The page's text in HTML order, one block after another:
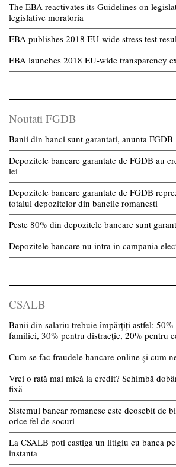
The EBA reactivates its Guidelines on
legislative moratoria
EBA publishes 2018 EU-wide stress test
EBA launches 2018 EU-wide transparency
Noutati FGDB
Banii din banci sunt garantati, anunta FGDB
Depozitele bancare garantate de FGDB au
lei
Depozitele bancare garantate de FGDB
totalul depozitelor din bancile romanesti
Peste 80% din depozitele bancare sunt
Depozitele bancare nu intra in campania
CSALB
Banii din salariu trebuie împărțiți astfel:
familiei, 30% pentru distracție, 20% pentru
Cum se fac fraudele bancare online și cum
Vrei o rată mai mică la credit? Schimbă
fixă
Sistemul bancar romanesc este deosebit de
orice fel de socuri
La CSALB poti castiga un litigiu cu banca
instanta